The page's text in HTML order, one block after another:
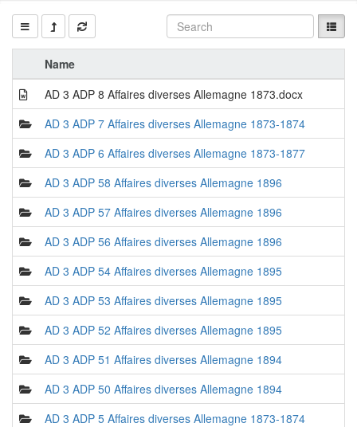
Name
AD 3 ADP 8 Affaires diverses Allemagne 1873.docx
AD 3 ADP 7 Affaires diverses Allemagne 1873-1874
AD 3 ADP 6 Affaires diverses Allemagne 1873-1877
AD 3 ADP 58 Affaires diverses Allemagne 1896
AD 3 ADP 57 Affaires diverses Allemagne 1896
AD 3 ADP 56 Affaires diverses Allemagne 1896
AD 3 ADP 54 Affaires diverses Allemagne 1895
AD 3 ADP 53 Affaires diverses Allemagne 1895
AD 3 ADP 52 Affaires diverses Allemagne 1895
AD 3 ADP 51 Affaires diverses Allemagne 1894
AD 3 ADP 50 Affaires diverses Allemagne 1894
AD 3 ADP 5 Affaires diverses Allemagne 1873-1874